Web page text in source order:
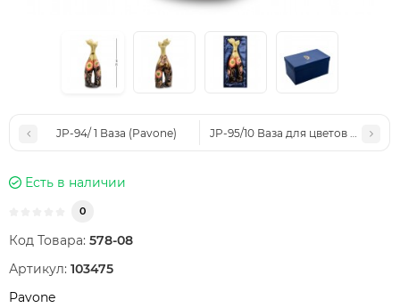
JP-94/ 1 Ваза (Pavone) JP-95/10 Ваза для цветов (Pavone)
Есть в наличии
0
Код Товара: 578-08
Артикул: 103475
Pavone